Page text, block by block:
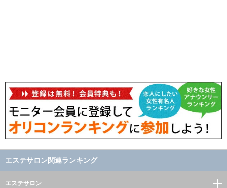
エステサロン関連ランキング
エステサロン